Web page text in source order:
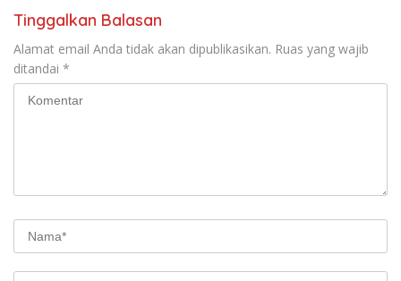
Tinggalkan Balasan
Alamat email Anda tidak akan dipublikasikan. Ruas yang wajib
ditandai *